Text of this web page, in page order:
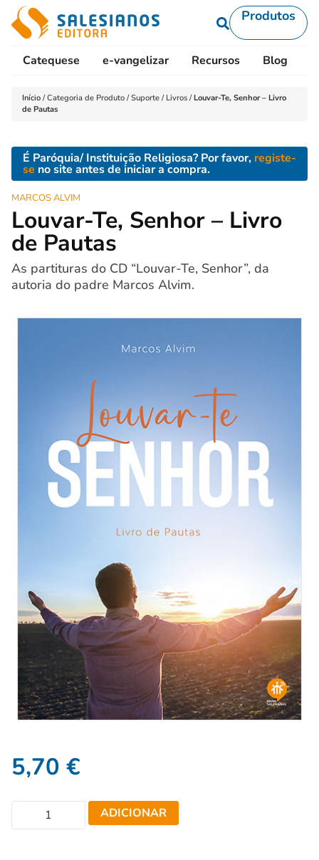
Produtos
Catequese e-vangelizar Recursos Blog
Início /Categoria de Produto /Suporte / Livros /Louvar-Te, Senhor – Livro
de Pautas
É Paróquia/ Instituição Religiosa? Por favor, registe-
se no site antes de iniciar a compra.
MARCOS ALVIM
Louvar-Te, Senhor – Livro
de Pautas
As partituras do CD “Louvar-Te, Senhor”, da
autoria do padre Marcos Alvim.
5,70 €
ADICIONAR